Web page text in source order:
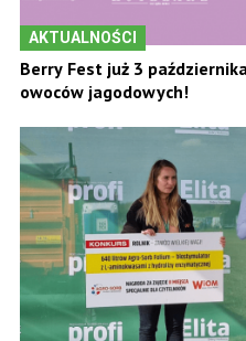
AKTUALNOŚCI
Berry Fest już 3
owoców jagodowych!